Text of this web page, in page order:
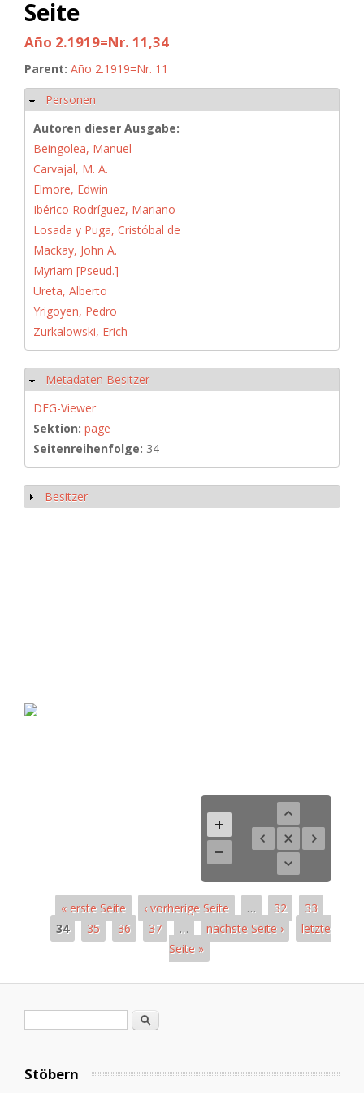
Seite
Año 2.1919=Nr. 11,34
Parent: Año 2.1919=Nr. 11
Hide
Personen
Autoren dieser Ausgabe:
Beingolea, Manuel
Carvajal, M. A.
Elmore, Edwin
Ibérico Rodríguez, Mariano
Losada y Puga, Cristóbal de
Mackay, John A.
Myriam [Pseud.]
Ureta, Alberto
Yrigoyen, Pedro
Zurkalowski, Erich
Hide
Metadaten Besitzer
DFG-Viewer
Sektion: page
Seitenreihenfolge: 34
Show
Besitzer
« erste Seite ‹ vorherige Seite … 32
33
34
35 36 37 … nächste Seite ›
letzte
Seite »
Search
Stöbern